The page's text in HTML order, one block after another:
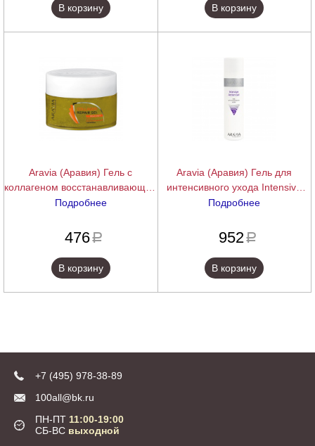
В корзину В корзину
Aravia (Аравия) Гель с
коллагеном восстанавливающий
(Collagen Repair Gel), 200 мл.
Подробнее
476a
В корзину
Aravia (Аравия) Гель для
интенсивного ухода Intensive
Action Gel, 250 мл.
Подробнее
952a
В корзину
+7 (495) 978-38-89
100all@bk.ru
ПН-ПТ 11:00-19:00
СБ-ВС выходной